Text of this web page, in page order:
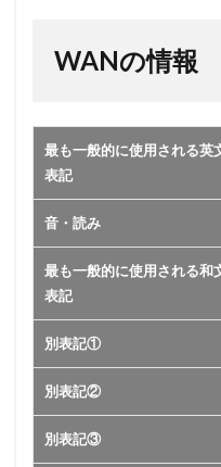
WANの情報
最も一般的に使用される英
表記
音・読み
最も一般的に使用される和
表記
別表記①
別表記②
別表記③